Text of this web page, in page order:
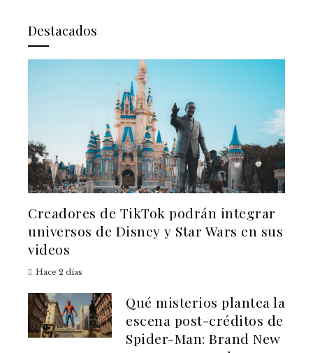
Destacados
Creadores de TikTok podrán integrar
universos de Disney y Star Wars en sus
videos
Hace 2 días
Qué misterios plantea la
escena post-créditos de
Spider-Man: Brand New